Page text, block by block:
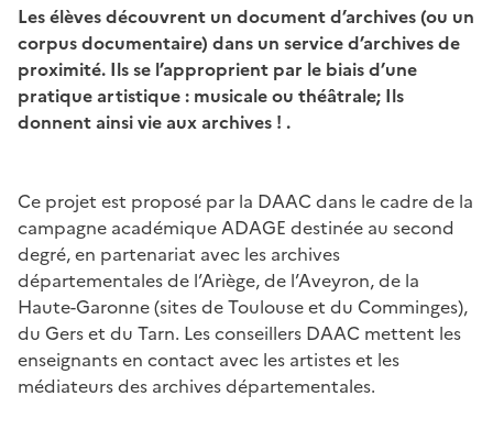
Les élèves découvrent un document d’archives (ou un
corpus documentaire) dans un service d’archives de
proximité. Ils se l’approprient par le biais d’une
pratique artistique : musicale ou théâtrale; Ils
donnent ainsi vie aux archives ! .
Ce projet est proposé par la DAAC dans le cadre de la
campagne académique ADAGE destinée au second
degré, en partenariat avec les archives
départementales de l’Ariège, de l’Aveyron, de la
Haute-Garonne (sites de Toulouse et du Comminges),
du Gers et du Tarn. Les conseillers DAAC mettent les
enseignants en contact avec les artistes et les
médiateurs des archives départementales.